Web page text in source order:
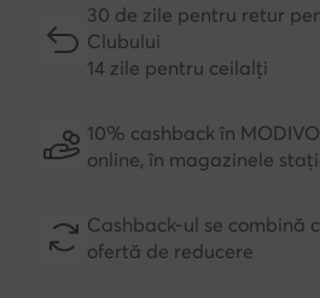
30 de zile pentru retur
Clubului
14 zile pentru ceilalți
10% cashback în
online, în magazinele
Cashback-ul se combină
ofertă de reducere